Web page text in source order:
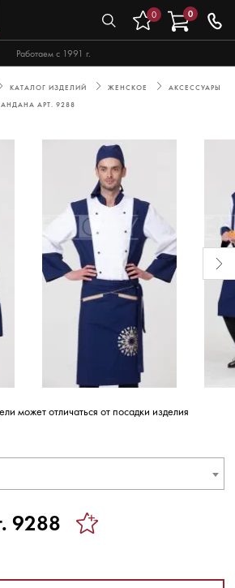
Работаем с 1991 г.
0 0
КАТАЛОГ ИЗДЕЛИЙ ЖЕНСКОЕ
АКСЕССУАРЫ
АРТ. 9288
может отличаться от посадки изделия
9288